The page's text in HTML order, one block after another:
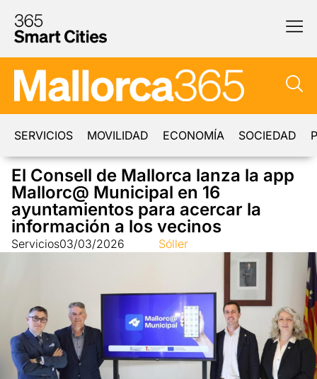
SERVICIOS MOVILIDAD ECONOMÍA SOCIEDAD
El Consell de Mallorca lanza la app
Mallorc@ Municipal en 16
ayuntamientos para acercar la
información a los vecinos
Servicios03/03/2026 Sóller